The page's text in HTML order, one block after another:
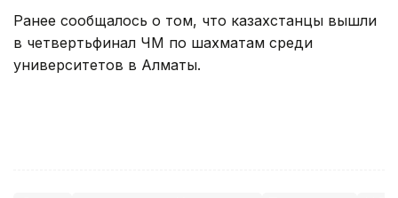
Ранее сообщалось о том, что казахстанцы вышли
в четвертьфинал ЧМ по шахматам среди
университетов в Алматы.